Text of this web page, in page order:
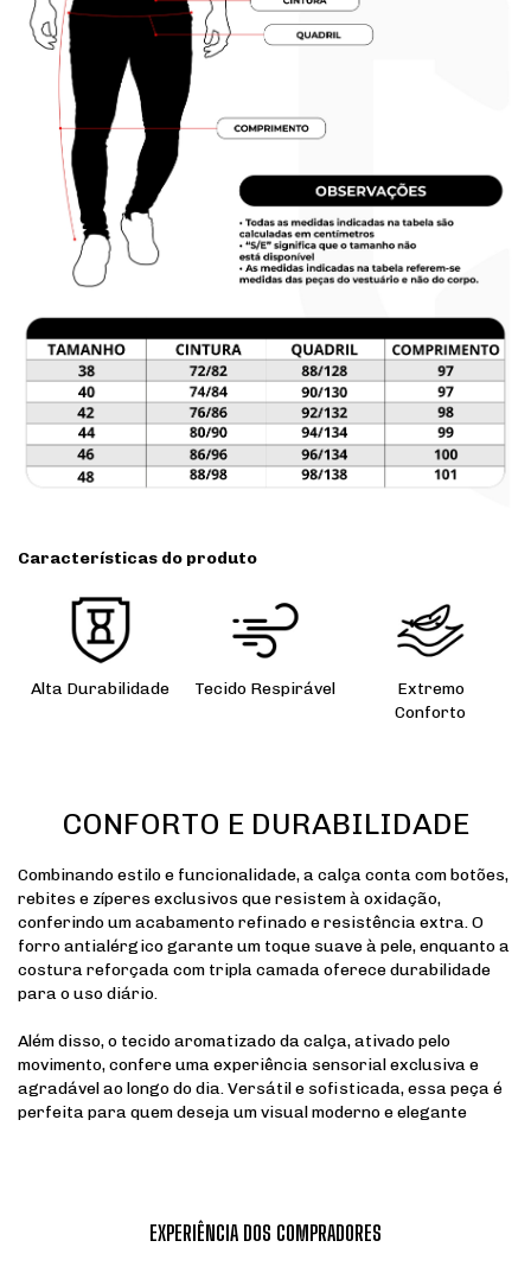
Características do produto
Alta Durabilidade Tecido Respirável
Extremo
Conforto
CONFORTO E DURABILIDADE
Combinando estilo e funcionalidade, a calça conta com botões,
rebites e zíperes exclusivos que resistem à oxidação,
conferindo um acabamento refinado e resistência extra. O
forro antialérgico garante um toque suave à pele, enquanto a
costura reforçada com tripla camada oferece durabilidade
para o uso diário.
Além disso, o tecido aromatizado da calça, ativado pelo
movimento, confere uma experiência sensorial exclusiva e
agradável ao longo do dia. Versátil e sofisticada, essa peça é
perfeita para quem deseja um visual moderno e elegante
EXPERIÊNCIA DOS COMPRADORES